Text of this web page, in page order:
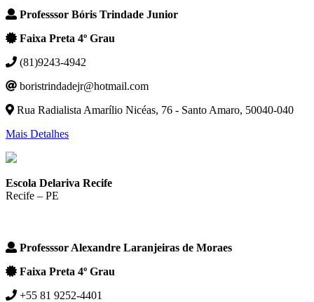
Professsor Bóris Trindade Junior
Faixa Preta 4º Grau
(81)9243-4942
boristrindadejr@hotmail.com
Rua Radialista Amarílio Nicéas, 76 - Santo Amaro, 50040-040
Mais Detalhes
Escola Delariva Recife
Recife – PE
Professsor Alexandre Laranjeiras de Moraes
Faixa Preta 4º Grau
+55 81 9252-4401